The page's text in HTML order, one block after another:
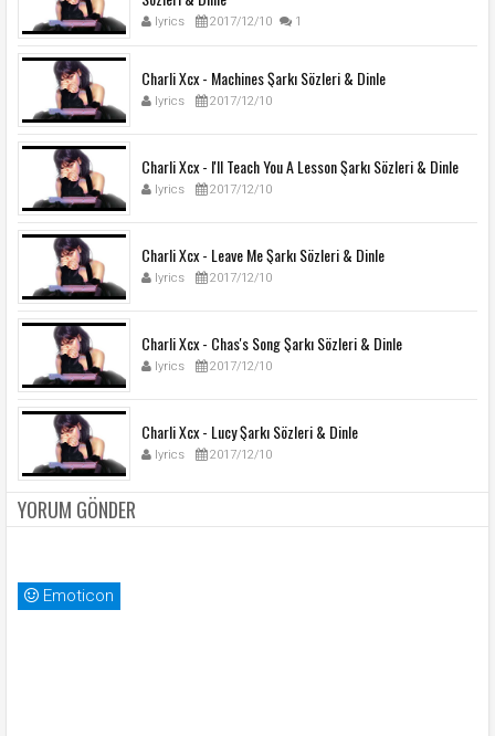
lyrics 2017/12/10 1
Charli Xcx - Machines Şarkı Sözleri & Dinle
lyrics 2017/12/10
Charli Xcx - I'll Teach You A Lesson Şarkı Sözleri & Dinle
lyrics 2017/12/10
Charli Xcx - Leave Me Şarkı Sözleri & Dinle
lyrics 2017/12/10
Charli Xcx - Chas's Song Şarkı Sözleri & Dinle
lyrics 2017/12/10
Charli Xcx - Lucy Şarkı Sözleri & Dinle
lyrics 2017/12/10
YORUM GÖNDER
Emoticon